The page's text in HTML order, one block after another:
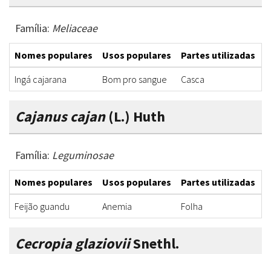
Família: Meliaceae
Nomes populares Usos populares Partes utilizadas
Ingá cajarana
Bom pro sangue Casca
Cajanus cajan(L.) Huth
Família: Leguminosae
Nomes populares Usos populares Partes utilizadas
Feijão guandu
Anemia Folha
Cecropia glazioviiSnethl.